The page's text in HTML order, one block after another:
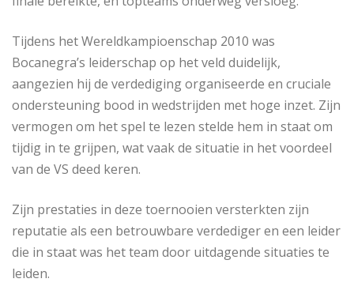
Tijdens het Wereldkampioenschap 2010 was
Bocanegra’s leiderschap op het veld duidelijk,
aangezien hij de verdediging organiseerde en cruciale
ondersteuning bood in wedstrijden met hoge inzet. Zijn
vermogen om het spel te lezen stelde hem in staat om
tijdig in te grijpen, wat vaak de situatie in het voordeel
van de VS deed keren.
Zijn prestaties in deze toernooien versterkten zijn
reputatie als een betrouwbare verdediger en een leider
die in staat was het team door uitdagende situaties te
leiden.